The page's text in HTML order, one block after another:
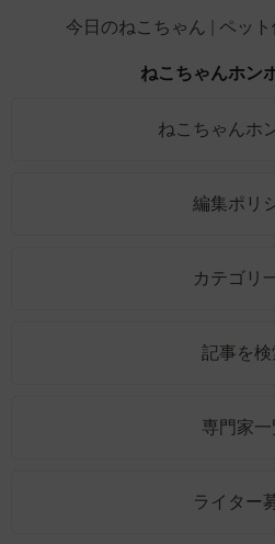
今日のねこちゃん
ペット
ねこちゃんホン
ねこちゃんホ
編集ポリ
カテゴリ
記事を検
専門家一
ライター